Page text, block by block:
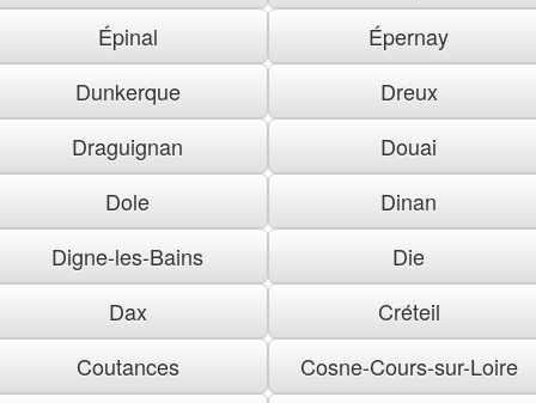
Épinal
Épernay
Dunkerque
Dreux
Draguignan
Douai
Dole
Dinan
Digne-les-Bains
Die
Dax
Créteil
Coutances
Cosne-Cours-sur-Loire